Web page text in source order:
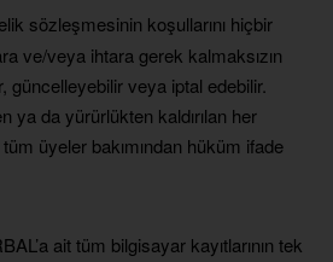
sözleşmesinin koşullarını hiçbir
ve/veya ihtara gerek kalmaksızın
güncelleyebilir veya iptal edebilir.
ya da yürürlükten kaldırılan her
üyeler bakımından hüküm ifade
ait tüm bilgisayar kayıtlarının tek